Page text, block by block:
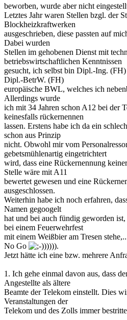
beworben, wurde aber nicht
Letztes Jahr waren Stellen bzgl. der
Blockheizkraftwerken
ausgeschrieben, diese passten auf
Dabei wurden
Stellen im gehobenen Dienst mit
betriebswirtschaftlichen Kenntnissen
gesucht, ich selbst bin Dipl.-Ing.
Dipl.-BetrW. (FH)
europäische BWL, welches ich
Allerdings wurde
ich mit 34 Jahren schon A12 bei der
keinesfalls rückernennen
lassen. Erstens habe ich da ein
schon aus Prinzip
nicht. Obwohl mir vom
gebetsmühlenartig eingetrichtert
wird, dass eine Rückernennung
Stelle wäre mit A11
bewertet gewesen und eine
ausgeschlossen.
Weiterhin habe ich noch erfahren,
Namen gegoogelt
hat und bei auch fündig geworden
bei einem Feuerwehrfest
mit einem Weißbier am Tresen
No Go
))))).
Jetzt hätte ich eine bzw. mehrere
1. Ich gehe einmal davon aus, dass
Angestellte als ältere
Beamte der Telekom einstellt. Dies
Veranstaltungen der
Telekom und des Zolls immer